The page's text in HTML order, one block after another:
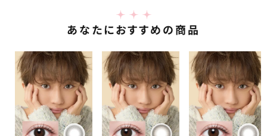
あなたにおすすめの商品